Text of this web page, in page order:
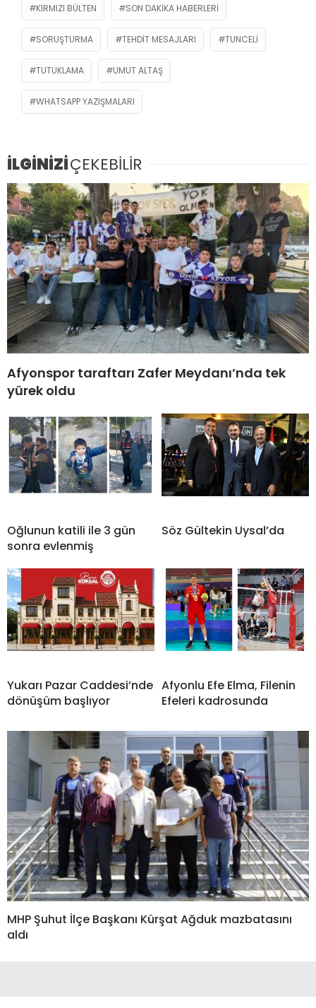
KIRMIZI BÜLTEN SON DAKIKA HABERLERI
SORUŞTURMA TEHDIT MESAJLARI TUNCELI
TUTUKLAMA UMUT ALTAŞ
WHATSAPP YAZIŞMALARI
İLGİNİZİÇEKEBİLİR
Afyonspor taraftarı Zafer Meydanı’nda tek
yürek oldu
Oğlunun katili ile 3 gün
sonra evlenmiş
Söz Gültekin Uysal’da
Yukarı Pazar Caddesi’nde
dönüşüm başlıyor
Afyonlu Efe Elma, Filenin
Efeleri kadrosunda
MHP Şuhut İlçe Başkanı Kürşat Ağduk mazbatasını
aldı